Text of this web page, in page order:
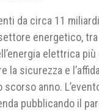
da circa 11
energetico, tra
elettrica
sicurezza e
anno.
pubblicando il